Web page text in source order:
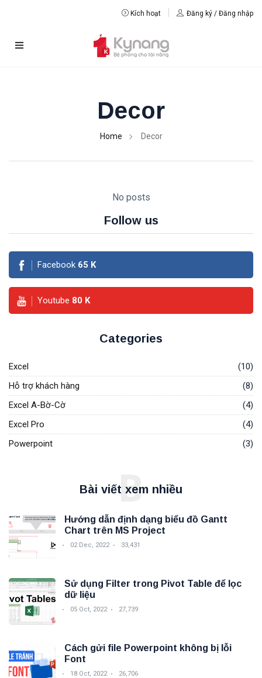
Kích hoạt Đăng ký / Đăng nhập
Decor
Home Decor
No posts
Follow us
Facebook 65 K
Youtube 80 K
Categories
Excel
(10)
Hỗ trợ khách hàng
(8)
Excel A-Bờ-Cờ
(4)
Excel Pro
(4)
Powerpoint
(3)
Bài viết xem nhiều
B
Hướng dẫn định dạng biểu đồ Gantt
Chart trên MS Project
02 Dec, 2022 33,431
Sử dụng Filter trong Pivot Table để lọc
dữ liệu
05 Oct, 2022 27,739
Cách gửi file Powerpoint không bị lỗi
Font
18 Oct, 2022 26,706